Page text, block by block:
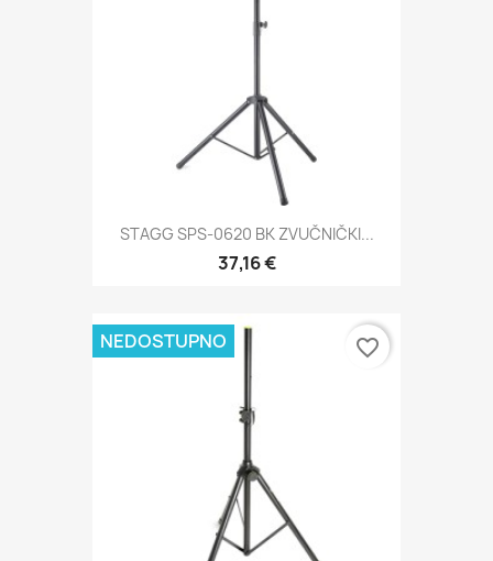
STAGG SPS-0620 BK ZVUČNIČKI...
37,16 €
NEDOSTUPNO favorite_border